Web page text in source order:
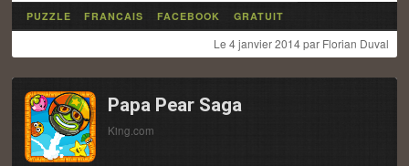
PUZZLE FRANCAIS FACEBOOK GRATUIT
Le4 janvier 2014par Florian Duval
Papa Pear Saga
King.com